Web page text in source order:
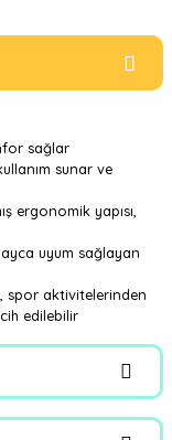
sağlar
sunar ve
ergonomik yapısı,
uyum sağlayan
spor aktivitelerinden
edilebilir